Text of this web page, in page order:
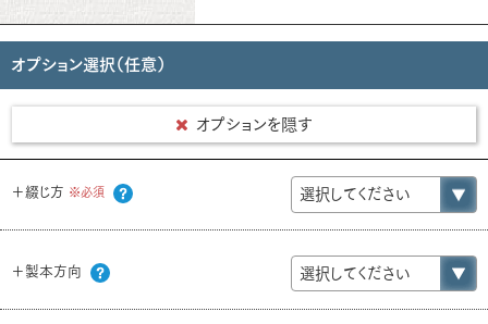
オプション選択（任意）
オプションを隠す
＋綴じ方 ※必須
＋製本方向